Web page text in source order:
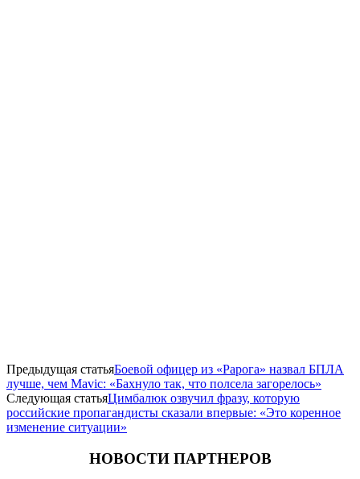
Предыдущая статьяБоевой офицер из «Рарога» назвал БПЛА
лучше, чем Mavic: «Бахнуло так, что полсела загорелось»
Следующая статьяЦимбалюк озвучил фразу, которую
российские пропагандисты сказали впервые: «Это коренное
изменение ситуации»
НОВОСТИ ПАРТНЕРОВ